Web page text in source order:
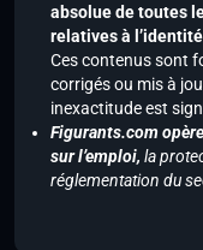
absolue de toutes
relatives à
Ces contenus sont
corrigés ou mis à
inexactitude est
Figurants.com
sur l’emploi, la
réglementation du